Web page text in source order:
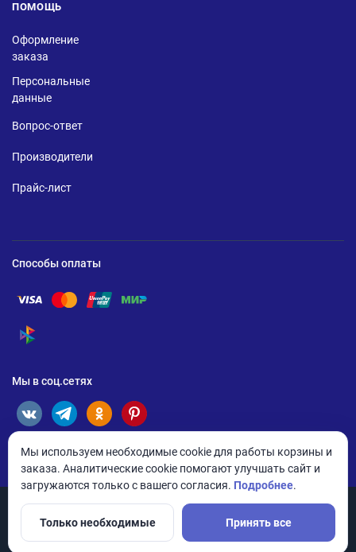
ПОМОЩЬ
Оформление
заказа
Персональные
данные
Вопрос-ответ
Производители
Прайс-лист
Способы оплаты
Помощь по оплате Visa
Помощь по оплате Mastercard
Помощь по оплате UnionPay
Помощь по оплате Мир
Помощь по оплате СБП
Мы в соц.сетях
© 2026 ANDPRO / ООО «АНД-Системс»
Мы используем необходимые cookie для работы корзины и
заказа. Аналитические cookie помогают улучшать сайт и
загружаются только с вашего согласия. Подробнее.
Только необходимые Принять все